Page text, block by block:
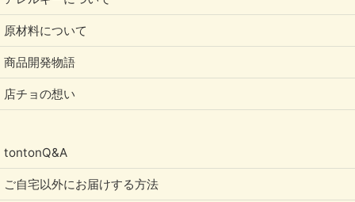
農園があまりに清潔すぎてもダメで、受粉を助けてく
れる小さな羽虫が発生する適度な自然環境でないとい
けないらしく、さらに花から実になる確率もなんと
100分の1と言われていて、その上病気や害虫、カビ
にも気をつけなければならないという…なんとも作付
野生的でありながら、とても大事に育てないといけな
い作物だということが想像できますね。
原材料について
商品開発物語
店チョの想い
tontonQ&A
ご自宅以外にお届けする方法